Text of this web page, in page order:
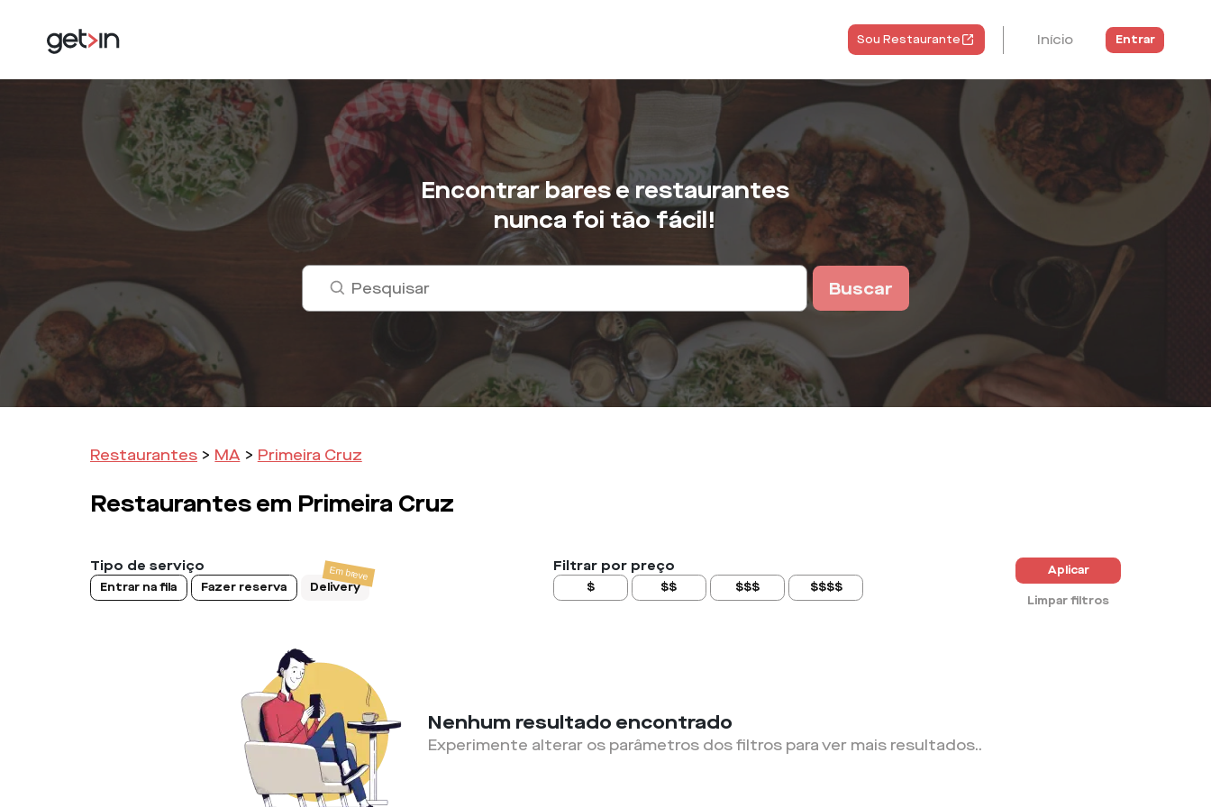
Sou Restaurante Início Entrar
Encontrar bares e restaurantes
nunca foi tão fácil!
Buscar
Restaurantes > MA > Primeira Cruz
Restaurantes em Primeira Cruz
Tipo de serviço
Entrar na fila Fazer reserva Delivery
Filtrar por preço
$ $$ $$$ $$$$
Aplicar
Limpar filtros
Nenhum resultado encontrado
Experimente alterar os parâmetros dos filtros para ver mais resultados..